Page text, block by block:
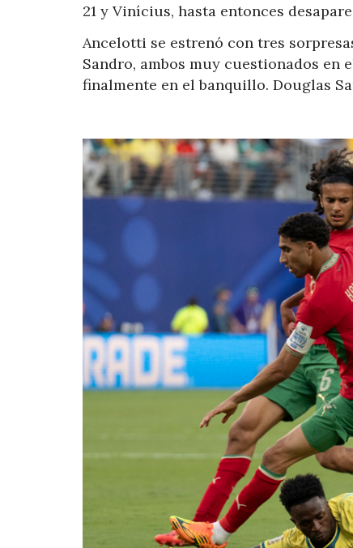
21 y Vinícius, hasta entonces
Ancelotti se estrenó con tres
Sandro, ambos muy cuestionados en
finalmente en el banquillo. Douglas